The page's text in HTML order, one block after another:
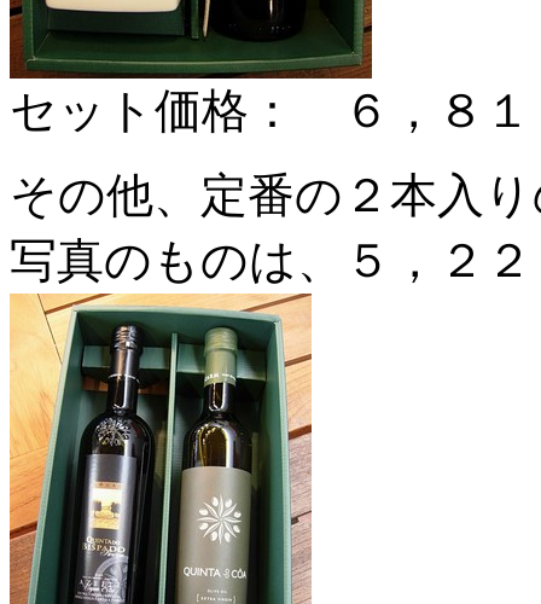
セット価格： ６，８１
その他、定番の２本入
写真のものは、５，２